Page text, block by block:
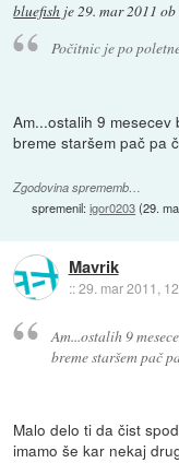
bluefish je29. mar 2011
Počitnic je po
Am...ostalih 9
breme staršem pač pa
Zgodovina sprememb…
spremenil:igor0203(29.
Mavrik
::29. mar 2011,
Am...ostalih 9
breme staršem pač
Malo delo ti da čist
imamo še kar nekaj